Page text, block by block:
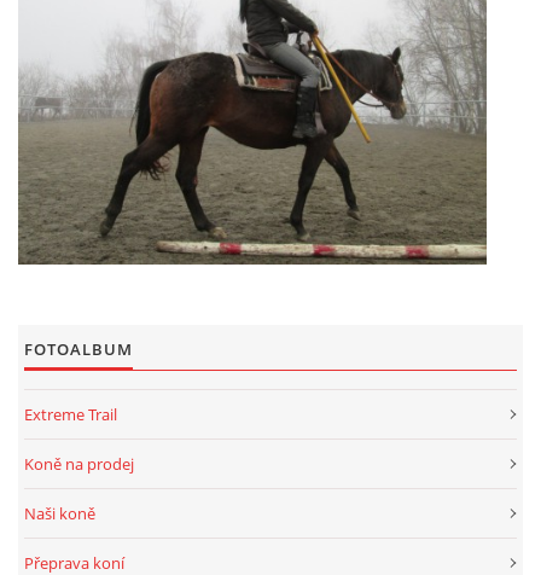
FOTOALBUM
Extreme Trail
Koně na prodej
Naši koně
Přeprava koní